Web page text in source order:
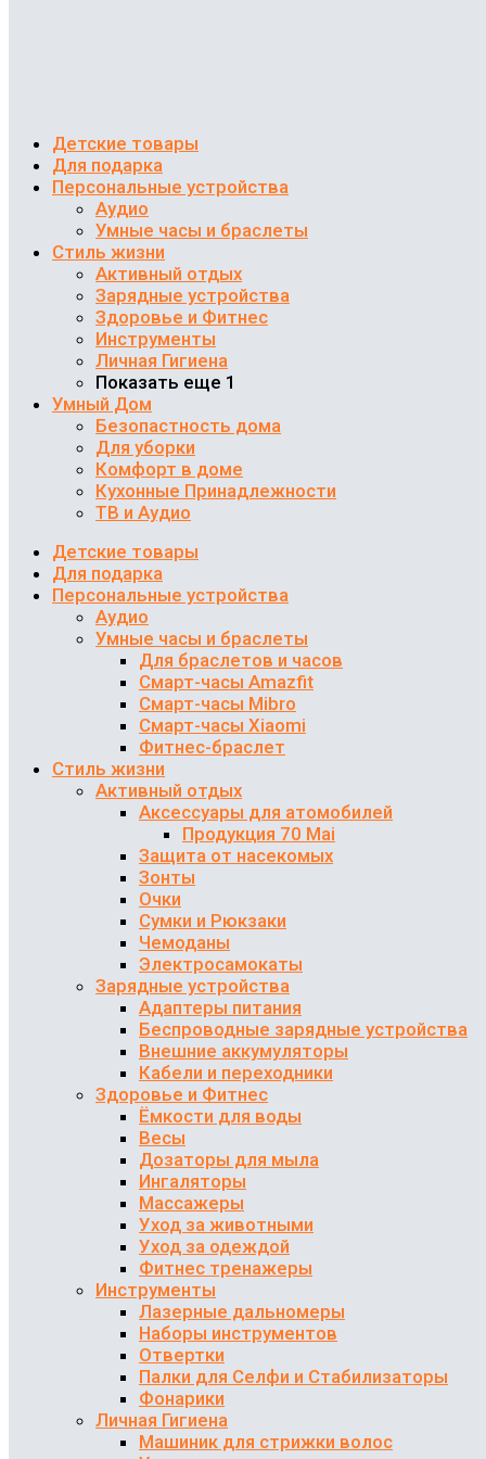
Детские товары
Для подарка
Персональные устройства
Аудио
Умные часы и браслеты
Стиль жизни
Активный отдых
Зарядные устройства
Здоровье и Фитнес
Инструменты
Личная Гигиена
Показать еще 1
Умный Дом
Безопастность дома
Для уборки
Комфорт в доме
Кухонные Принадлежности
ТВ и Аудио
Детские товары
Для подарка
Персональные устройства
Аудио
Умные часы и браслеты
Для браслетов и часов
Смарт-часы Amazfit
Смарт-часы Mibro
Смарт-часы Xiaomi
Фитнес-браслет
Стиль жизни
Активный отдых
Аксессуары для атомобилей
Продукция 70 Mai
Защита от насекомых
Зонты
Очки
Сумки и Рюкзаки
Чемоданы
Электросамокаты
Зарядные устройства
Адаптеры питания
Беспроводные зарядные устройства
Внешние аккумуляторы
Кабели и переходники
Здоровье и Фитнес
Ёмкости для воды
Весы
Дозаторы для мыла
Ингаляторы
Массажеры
Уход за животными
Уход за одеждой
Фитнес тренажеры
Инструменты
Лазерные дальномеры
Наборы инструментов
Отвертки
Палки для Селфи и Стабилизаторы
Фонарики
Личная Гигиена
Машиник для стрижки волос